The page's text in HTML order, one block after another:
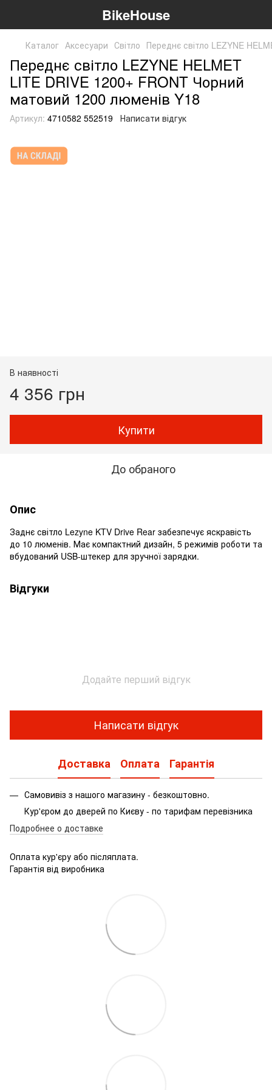
BikeHouse
Каталог Аксесуари Світло Переднє світло LEZYNE
Переднє світло LEZYNE HELMET
LITE DRIVE 1200+ FRONT Чорний
матовий 1200 люменів Y18
Артикул: 4710582 552519 Написати відгук
В наявності
4 356 грн
Купити
До обраного
Опис
Заднє світло Lezyne KTV Drive Rear забезпечує яскравість
до 10 люменів. Має компактний дизайн, 5 режимів роботи та
вбудований USB-штекер для зручної зарядки.
Відгуки
Додайте перший відгук
Написати відгук
Доставка Оплата Гарантія
Самовивіз з нашого магазину - безкоштовно.
Кур'єром до дверей по Києву - по тарифам перевізника
Подробнее о доставке
Оплата кур'єру або післяплата.
Гарантія від виробника